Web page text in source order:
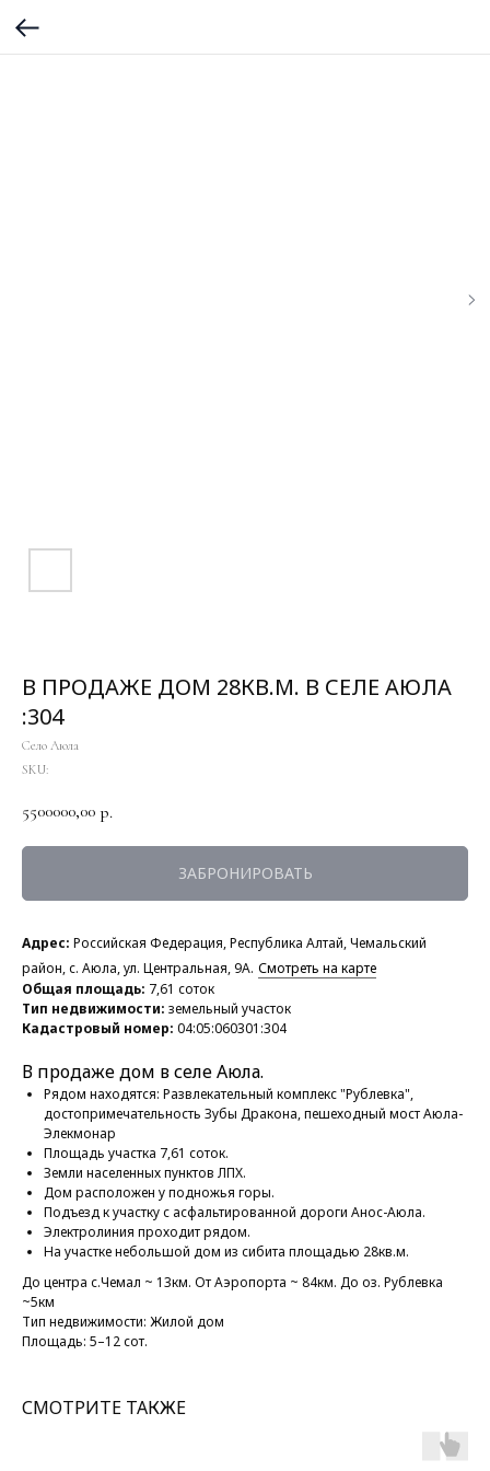
В ПРОДАЖЕ ДОМ 28КВ.М. В СЕЛЕ АЮЛА
:304
Село Аюла
SKU:
5500000,00 р.
ЗАБРОНИРОВАТЬ
Адрес: Российская Федерация, Республика Алтай, Чемальский
район, с. Аюла, ул. Центральная, 9А. Смотреть на карте
Общая площадь: 7,61 соток
Тип недвижимости: земельный участок
Кадастровый номер: 04:05:060301:304
В продаже дом в селе Аюла.
Рядом находятся: Развлекательный комплекс "Рублевка",
достопримечательность Зубы Дракона, пешеходный мост Аюла-
Элекмонар
Площадь участка 7,61 соток.
Земли населенных пунктов ЛПХ.
Дом расположен у подножья горы.
Подъезд к участку с асфальтированной дороги Анос-Аюла.
Электролиния проходит рядом.
На участке небольшой дом из сибита площадью 28кв.м.
До центра с.Чемал ~ 13км. От Аэропорта ~ 84км. До оз. Рублевка
~5км
Тип недвижимости: Жилой дом
Площадь: 5–12 сот.
СМОТРИТЕ ТАКЖЕ